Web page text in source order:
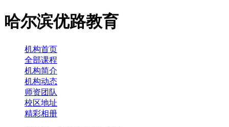
哈尔滨优路教育
机构首页
全部课程
机构简介
机构动态
师资团队
校区地址
精彩相册